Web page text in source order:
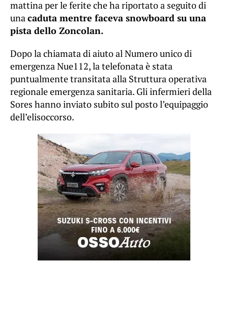
mattina per le ferite che ha riportato a seguito di
unacaduta mentre faceva snowboard su una
pista dello Zoncolan.
Dopo la chiamata di aiuto al Numero unico di
emergenza Nue112, la telefonata è stata
puntualmente transitata alla Struttura operativa
regionale emergenza sanitaria. Gli infermieri della
Sores hanno inviato subito sul posto l’equipaggio
dell’elisoccorso.